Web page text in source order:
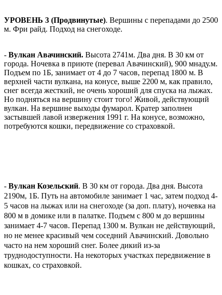
УРОВЕНЬ 3 (Продвинутые). Вершины с перепадами до 2500
м. Фри райд. Подход на снегоходе.
- Вулкан Авачинский. Высота 2741м. Два дня. В 30 км от
города. Ночевка в приюте (перевал Авачинский), 900 мнаду.м.
Подъем по 1Б, занимает от 4 до 7 часов, перепад 1800 м. В
верхней части вулкана, на конусе, выше 2200 м, как правило,
снег всегда жесткий, не очень хороший для спуска на лыжах.
Но подняться на вершину стоит того! Живой, действующий
вулкан. На вершине выходы фумарол. Кратер заполнен
застывшей лавой извержения 1991 г. На конусе, возможно,
потребуются кошки, передвижение со страховкой.
- Вулкан Козельский. В 30 км от города. Два дня. Высота
2190м, 1Б. Путь на автомобиле занимает 1 час, затем подход 4-
5 часов на лыжах или на снегоходе (за доп. плату), ночевка на
800 м в домике или в палатке. Подъем с 800 м до вершины
занимает 4-7 часов. Перепад 1300 м. Вулкан не действующий,
но не менее красивый чем соседний Авачинский. Довольно
часто на нем хороший снег. Более дикий из-за
труднодоступности. На некоторых участках передвижение в
кошках, со страховкой.